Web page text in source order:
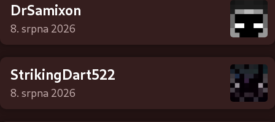
DrSamixon
8. srpna 2026
StrikingDart522
8. srpna 2026